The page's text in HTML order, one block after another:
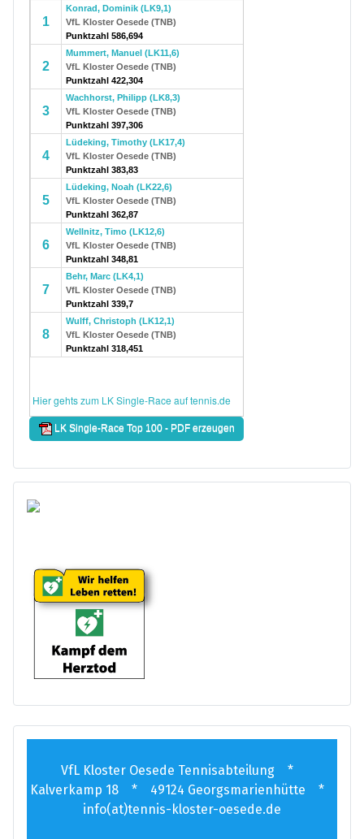
VfL Kloster Oesede Tennisabteilung *
Kalverkamp 18 * 49124 Georgsmarienhütte *
info(at)tennis-kloster-oesede.de